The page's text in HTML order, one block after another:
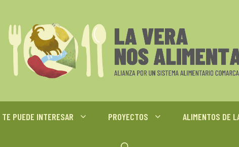
TE PUEDE INTERESAR PROYECTOS ALIMENTOS DE